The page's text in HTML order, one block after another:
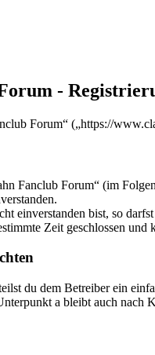
-
Forum“ („https://
Fanclub Forum“ (im
einverstanden bist, so
Zeit geschlossen
du dem Betreiber ein
a bleibt auch nach